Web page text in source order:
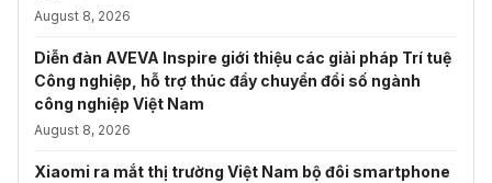
August 8, 2026
Diễn đàn AVEVA Inspire giới thiệu các giải pháp Trí tuệ
Công nghiệp, hỗ trợ thúc đẩy chuyển đổi số ngành
công nghiệp Việt Nam
August 8, 2026
Xiaomi ra mắt thị trường Việt Nam bộ đôi smartphone